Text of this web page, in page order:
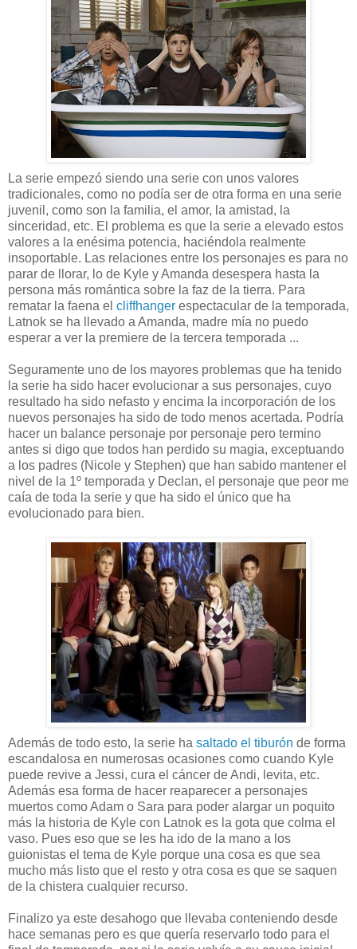
La serie empezó siendo una serie con unos valores
tradicionales, como no podía ser de otra forma en una serie
juvenil, como son la familia, el amor, la amistad, la
sinceridad, etc. El problema es que la serie a elevado estos
valores a la enésima potencia, haciéndola realmente
insoportable. Las relaciones entre los personajes es para no
parar de llorar, lo de Kyle y Amanda desespera hasta la
persona más romántica sobre la faz de la tierra. Para
rematar la faena el cliffhanger espectacular de la temporada,
Latnok se ha llevado a Amanda, madre mía no puedo
esperar a ver la premiere de la tercera temporada ...
Seguramente uno de los mayores problemas que ha tenido
la serie ha sido hacer evolucionar a sus personajes, cuyo
resultado ha sido nefasto y encima la incorporación de los
nuevos personajes ha sido de todo menos acertada. Podría
hacer un balance personaje por personaje pero termino
antes si digo que todos han perdido su magia, exceptuando
a los padres (Nicole y Stephen) que han sabido mantener el
nivel de la 1º temporada y Declan, el personaje que peor me
caía de toda la serie y que ha sido el único que ha
evolucionado para bien.
Además de todo esto, la serie ha saltado el tiburón de forma
escandalosa en numerosas ocasiones como cuando Kyle
puede revive a Jessi, cura el cáncer de Andi, levita, etc.
Además esa forma de hacer reaparecer a personajes
muertos como Adam o Sara para poder alargar un poquito
más la historia de Kyle con Latnok es la gota que colma el
vaso. Pues eso que se les ha ido de la mano a los
guionistas el tema de Kyle porque una cosa es que sea
mucho más listo que el resto y otra cosa es que se saquen
de la chistera cualquier recurso.
Finalizo ya este desahogo que llevaba conteniendo desde
hace semanas pero es que quería reservarlo todo para el